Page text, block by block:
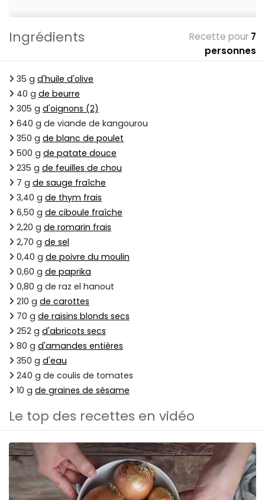
Ingrédients Recette pour 7
personnes
35 g d'huile d'olive
40 g de beurre
305 g d'oignons (2)
640 g de viande de kangourou
350 g de blanc de poulet
500 g de patate douce
235 g de feuilles de chou
7 g de sauge fraîche
3,40 g de thym frais
6,50 g de ciboule fraîche
2,20 g de romarin frais
2,70 g de sel
0,40 g de poivre du moulin
0,60 g de paprika
0,80 g de raz el hanout
210 g de carottes
70 g de raisins blonds secs
252 g d'abricots secs
80 g d'amandes entières
350 g d'eau
240 g de coulis de tomates
10 g de graines de sésame
Le top des recettes en vidéo